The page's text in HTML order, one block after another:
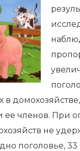
ее членов. При
не
поголовье,